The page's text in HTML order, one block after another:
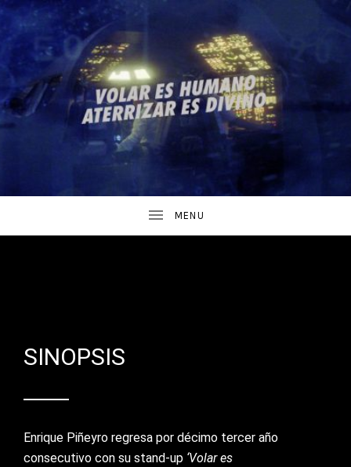
SINOPSIS
Enrique Piñeyro regresa por décimo tercer año
consecutivo con su stand-up ‘Volar es